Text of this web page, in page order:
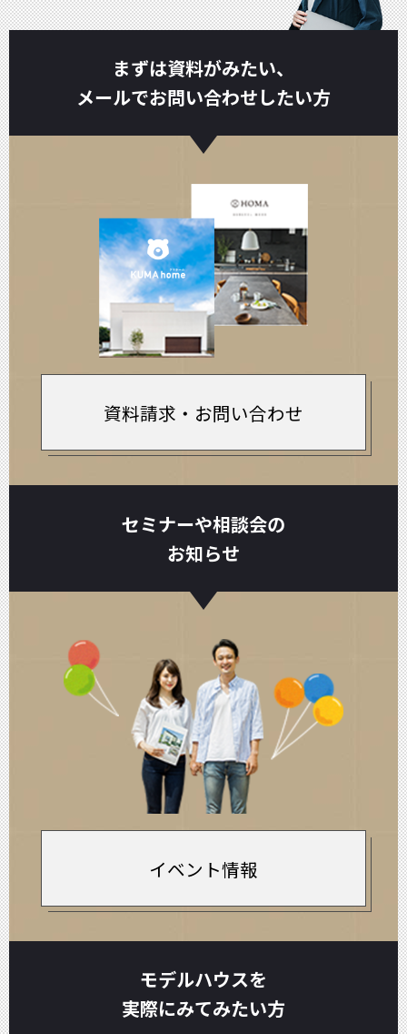
まずは資料がみたい、
メールでお問い合わせしたい方
資料請求・お問い合わせ
セミナーや相談会の
お知らせ
イベント情報
モデルハウスを
実際にみてみたい方